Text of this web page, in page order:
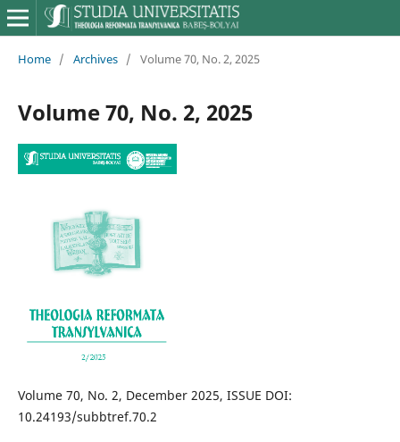
Home / Archives / Volume 70, No. 2, 2025
Volume 70, No. 2, 2025
Volume 70, No. 2, December 2025, ISSUE DOI:
10.24193/subbtref.70.2